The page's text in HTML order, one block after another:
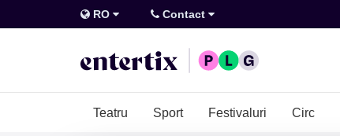
RO Contact
Teatru Sport Festivaluri Circ